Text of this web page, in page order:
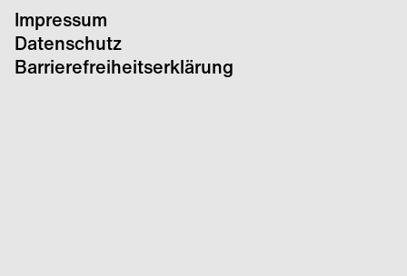
Impressum
Datenschutz
Barrierefreiheitserklärung